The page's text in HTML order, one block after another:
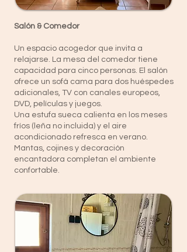
Salón & Comedor
Un espacio acogedor que invita a
relajarse. La mesa del comedor tiene
capacidad para cinco personas. El salón
ofrece un sofá cama para dos huéspedes
adicionales, TV con canales europeos,
DVD, películas y juegos.
Una estufa sueca calienta en los meses
fríos (leña no incluida) y el aire
acondicionado refresca en verano.
Mantas, cojines y decoración
encantadora completan el ambiente
confortable.